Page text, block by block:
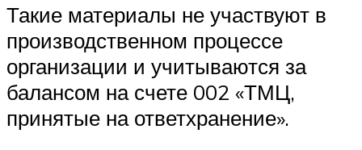
Такие материалы не участвуют в
производственном процессе
организации и учитываются за
балансом на счете 002 «ТМЦ,
принятые на ответхранение».